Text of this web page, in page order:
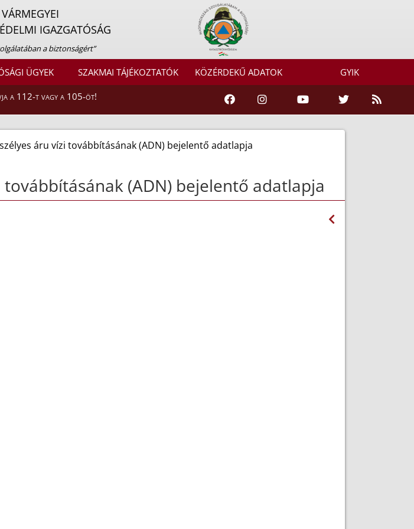
IGAZGATÓSÁG
a biztonságért”
ÜGYEK SZAKMAI TÁJÉKOZTATÓK KÖZÉRDEKŰ ADATOK GYIK
a 112-t vagy a 105-öt!
áru vízi továbbításának (ADN) bejelentő adatlapja
továbbításának (ADN) bejelentő adatlapja